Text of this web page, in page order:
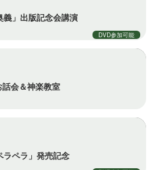
DVD参加可能
」出版記 念 会 講 演
会＆ 神 楽 教 室
ペラ」発 売 記 念